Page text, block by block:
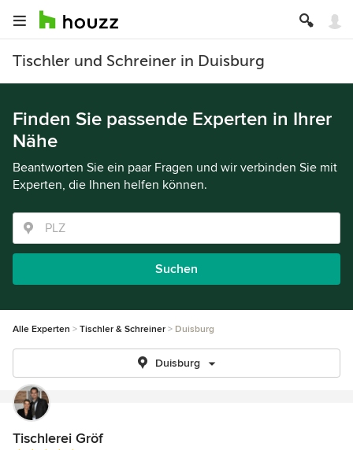
Tischler und Schreiner in Duisburg
Finden Sie passende Experten in Ihrer
Nähe
Beantworten Sie ein paar Fragen und wir verbinden Sie mit
Experten, die Ihnen helfen können.
Suchen
Alle Experten Tischler & Schreiner Duisburg
Duisburg
Tischlerei Gröf